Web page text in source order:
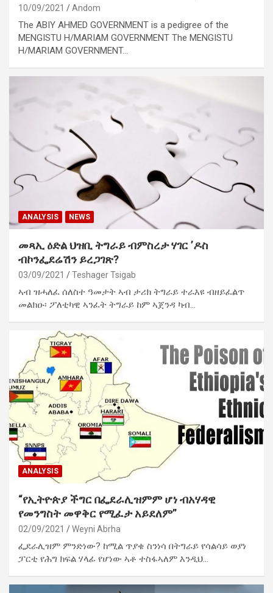
10/09/2021 Andom
The ABIY AHMED GOVERNMENT is a pedigree of the
MENGISTU H/MARIAM GOVERNMENT The MENGISTU
H/MARIAM GOVERNMENT…
ANALYSIS NEWS
መጻኢ ዕድል ህዝቢ ትግራይ ብምስረታ ሃገር ’ዶስ
ብኮንፌደሬሽን ይረጋገጽ?
03/09/2021 Teshager Tsigab
ኣብ ዝሓለፈ ሰለስተ ዓመታት ኣብ ታሪክ ትግራይ ተራእዩ ብዘይፈልጥ
መልክዑ፡ ፖለቲካዊ ኣንፈት ትግራይ ከም ኣጀንዳ ካብ…
ANALYSIS
“የኢትዮጵያ ችግር በፌደራሊዝምም ሆነ ብአሃዳዊ
የመንግስት መዋቅር የሚፈታ አይደለም”
02/09/2021 Weyni Abrha
ፌደራሊዝም ምንድነው? ከሚል ጥያቄ ስንነሳ በትግራይ የሳልሳይ ወያነ
ፓርቲ የሕግ ክፍል ሃላፊ የሆነው ኣቶ ተስፋኣለም እንዲህ…